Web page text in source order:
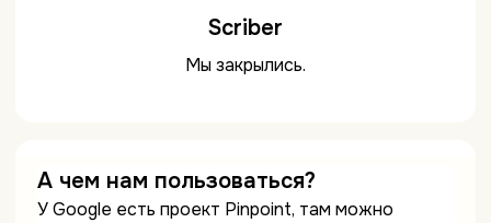
Scriber
Мы закрылись.
А чем нам пользоваться?
У Google есть проект Pinpoint, там можно